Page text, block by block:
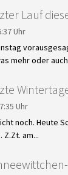
Lauf
Uhr
mehr oder
Uhr
noch. Heute
am...